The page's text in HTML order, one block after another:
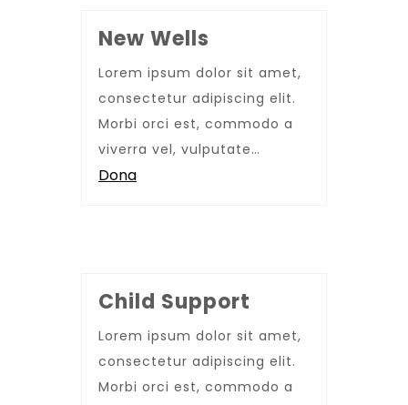
New Wells
Lorem ipsum dolor sit amet,
consectetur adipiscing elit.
Morbi orci est, commodo a
viverra vel, vulputate…
Dona
Child Support
Lorem ipsum dolor sit amet,
consectetur adipiscing elit.
Morbi orci est, commodo a